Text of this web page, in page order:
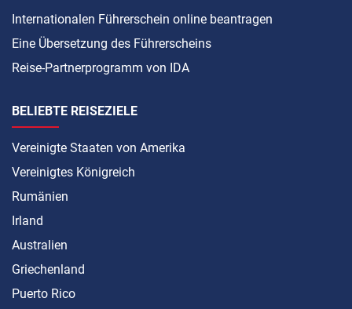
Internationalen Führerschein online beantragen
Eine Übersetzung des Führerscheins
Reise-Partnerprogramm von IDA
BELIEBTE REISEZIELE
Vereinigte Staaten von Amerika
Vereinigtes Königreich
Rumänien
Irland
Australien
Griechenland
Puerto Rico